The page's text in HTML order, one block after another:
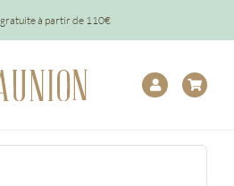
à partir de 110€